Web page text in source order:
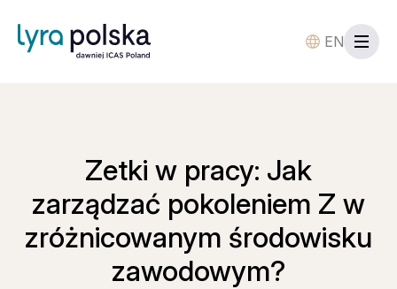
EN
Zetki w pracy: Jak
zarządzać pokoleniem Z w
zróżnicowanym środowisku
zawodowym?